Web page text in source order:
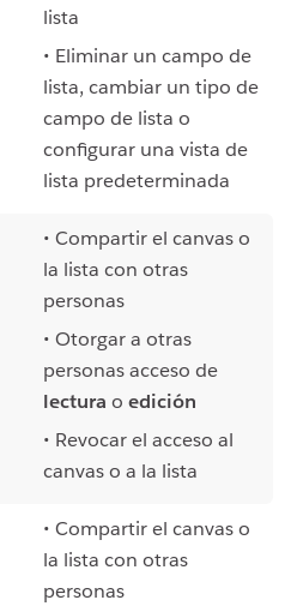
lista
• Eliminar un campo de
lista, cambiar un tipo de
campo de lista o
configurar una vista de
lista predeterminada
• Compartir el canvas o
la lista con otras
personas
• Otorgar a otras
personas acceso de
lectura o edición
• Revocar el acceso al
canvas o a la lista
• Compartir el canvas o
la lista con otras
personas